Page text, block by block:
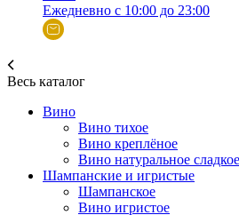
Ежедневно с 10:00 до 23:00
Весь каталог
Вино
Вино тихое
Вино креплёное
Вино натуральное сладкое
Шампанские и игристые
Шампанское
Вино игристое